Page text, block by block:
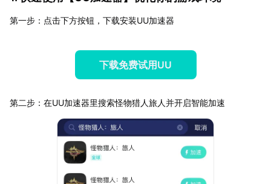
第一步：点击下方按钮，下载安装UU加速器
下载免费试用UU
第二步：在UU加速器里搜索怪物猎人旅人并开启智能加速